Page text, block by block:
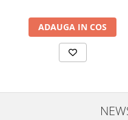
ADAUGA IN COS